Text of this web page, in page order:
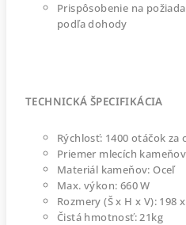
Prispôsobenie na
podľa dohody
TECHNICKÁ ŠPECIFIKÁCIA
Rýchlosť: 1400 otáčok za
Priemer mlecích
Materiál kameňov: Oceľ
Max. výkon: 660 W
Rozmery (Š x H x V): 198
Čistá hmotnosť: 21kg